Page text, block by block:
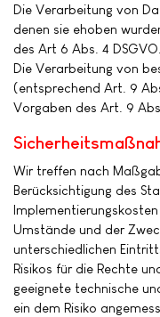
Die Verarbeitung von
denen sie ehoben
des Art 6 Abs. 4 DSGVO.
Die Verarbeitung von
(entsprechend Art. 9
Vorgaben des Art. 9
Wir treffen nach
Berücksichtigung des
Umstände und der
unterschiedlichen
Risikos für die Rechte
geeignete technische
ein dem Risiko